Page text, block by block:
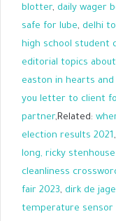
blotter, daily wager
safe for lube, delhi
high school student
editorial topics
easton in hearts and
you letter to client
partner,Related:
election results 2021,
long, ricky
cleanliness
fair 2023, dirk de
temperature sensor